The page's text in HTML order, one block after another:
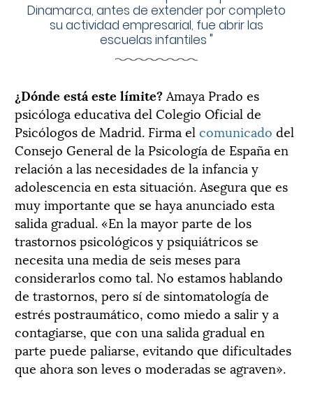
Dinamarca, antes de extender por completo
su actividad empresarial, fue abrir las
escuelas infantiles "
¿Dónde está este límite?Amaya Prado es
psicóloga educativa del Colegio Oficial de
Psicólogos de Madrid. Firma el comunicado del
Consejo General de la Psicología de España en
relación a las necesidades de la infancia y
adolescencia en esta situación. Asegura que es
muy importante que se haya anunciado esta
salida gradual. «En la mayor parte de los
trastornos psicológicos y psiquiátricos se
necesita una media de seis meses para
considerarlos como tal. No estamos hablando
de trastornos, pero sí de sintomatología de
estrés postraumático, como miedo a salir y a
contagiarse, que con una salida gradual en
parte puede paliarse, evitando que dificultades
que ahora son leves o moderadas se agraven».